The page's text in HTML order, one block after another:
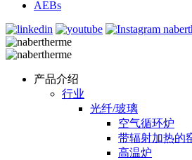
AEBs
产品介绍
行业
光纤/玻璃
空气循环炉
带辐射加热的
高温炉